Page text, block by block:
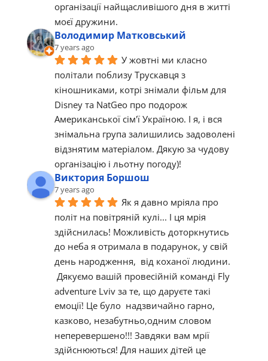
організації найщасливішого дня в житті
моєї дружини.
Володимир Матковський
7 years ago
У жовтні ми класно
політали поблизу Трускавця з
кіношниками, котрі знімали фільм для
Disney та NatGeo про подорож
Американської сім'ї Україною. І я, і вся
знімальна група залишились задоволені
відзнятим матеріалом. Дякую за чудову
організацію і льотну погоду)!
Виктория Боршош
7 years ago
Як я давно мріяла про
політ на повітряній кулі... І ця мрія
здійснилась! Можливість доторкнутись
до неба я отримала в подарунок, у свій
день народження,  від коханої людини.
adventure Lviv за те, що даруєте такі
емоції! Це було  надзвичайно гарно,
казково, незабутньо,одним словом
неперевершено!!! Завдяки вам мрії
здійснюються! Для наших дітей це